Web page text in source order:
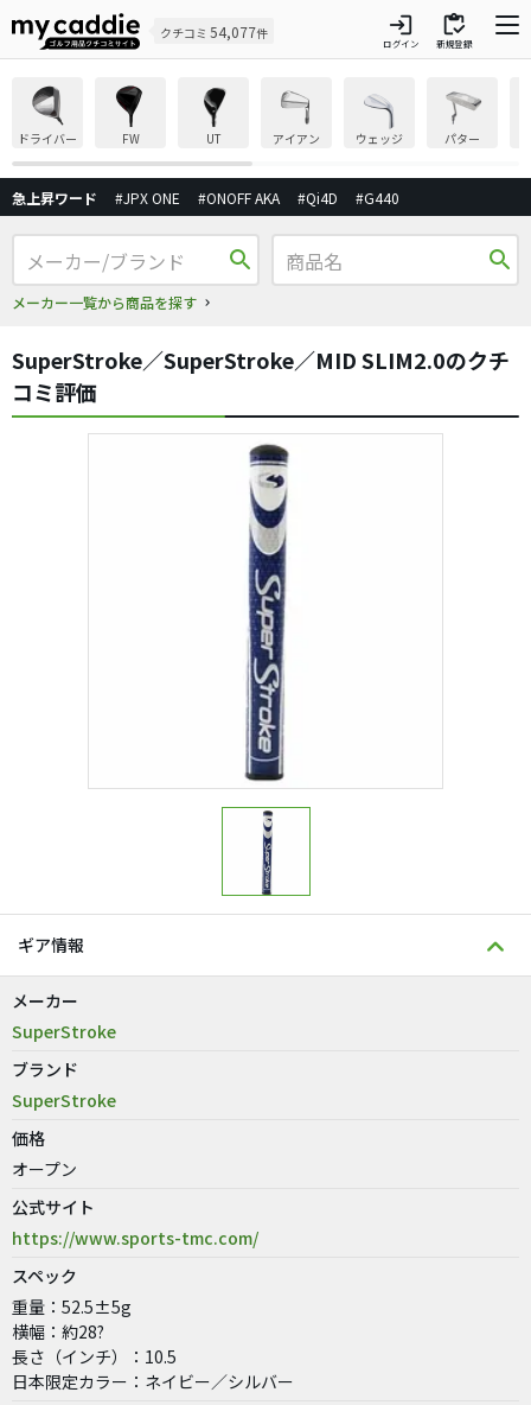
クチコミ 54,077件 login
ログイン
inventory
新規登録
ドライバー FW UT アイアン ウェッジ パター
急上昇ワード #JPX ONE #ONOFF AKA #Qi4D #G440
search
メーカー一覧から商品を探す
search
SuperStroke／SuperStroke／MID SLIM2.0のクチ
コミ評価
ギア情報
メーカー
SuperStroke
ブランド
SuperStroke
価格
オープン
公式サイト
https://www.sports-tmc.com/
スペック
重量：52.5±5g
横幅：約28?
長さ（インチ）：10.5
日本限定カラー：ネイビー／シルバー